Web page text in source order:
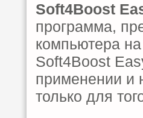
Soft4Boost
программа,
компьютера
Soft4Boost
применении и
только для